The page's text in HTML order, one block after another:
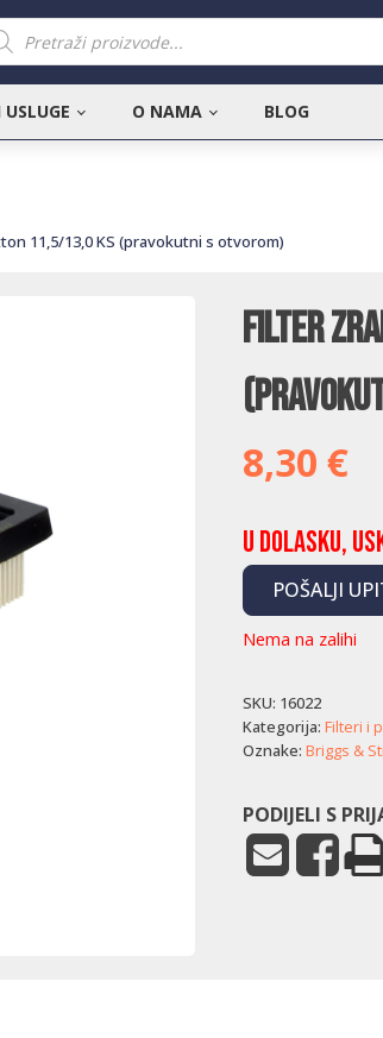
USLUGE O NAMA BLOG
11,5/13,0 KS (pravokutni s otvorom)
Filter
8,30 €
U dolasku,
POŠALJI
Nema na zalihi
SKU: 16022
Kategorija: Filteri i
Oznake: Briggs &
PODIJELI S